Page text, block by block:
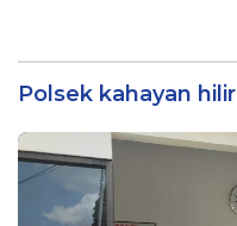
Polsek kahayan hilir